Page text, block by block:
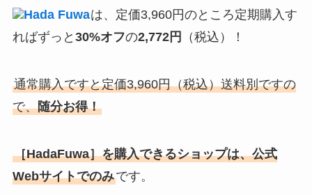
Hada Fuwaは、定価3,960円のところ定期購入す
ればずっと 30%オフの2,772円 （税込）！
通常購入ですと定価3,960円（税込）送料別ですの
で、随分お得！
［HadaFuwa］を購入できるショップは、公式
Webサイトでのみです。